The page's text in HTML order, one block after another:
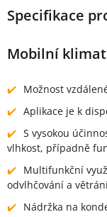
Specifikace
Mobilní
Možnost
Aplikace je k
S vysokou
vlhkost, případně
Multifunkční
odvlhčování a
Nádržka na